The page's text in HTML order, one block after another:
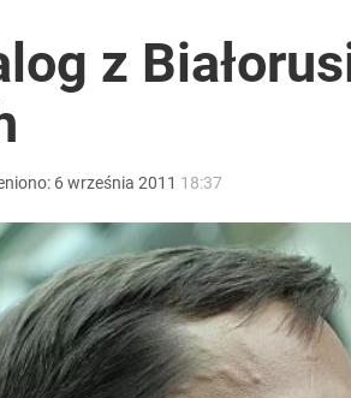
za sprawcą
Polacy o przywróceniu CPN
z
6września 2011 18:37